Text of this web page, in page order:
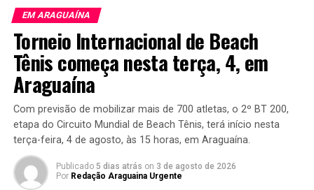
EM ARAGUAÍNA
Torneio Internacional de Beach
Tênis começa nesta terça, 4, em
Araguaína
Com previsão de mobilizar mais de 700 atletas, o 2º BT 200,
etapa do Circuito Mundial de Beach Tênis, terá início nesta
terça-feira, 4 de agosto, às 15 horas, em Araguaína.
Publicado 5 dias atrás on 3 de agosto de 2026
Por Redação Araguaina Urgente